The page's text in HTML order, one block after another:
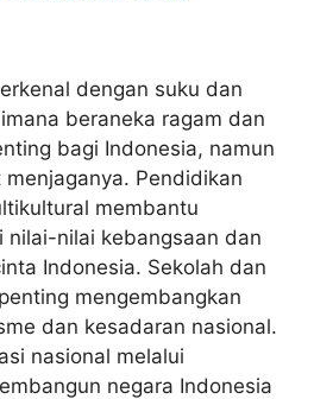
dengan suku dan
beraneka ragam dan
bagi Indonesia, namun
Pendidikan
membantu
nilai-nilai kebangsaan dan
Indonesia. Sekolah dan
mengembangkan
dan kesadaran nasional.
nasional melalui
negara Indonesia